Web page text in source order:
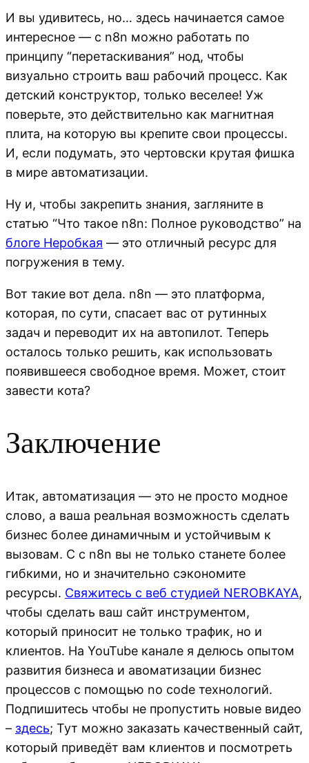
И вы удивитесь, но… здесь начинается самое
интересное — с n8n можно работать по
принципу “перетаскивания” нод, чтобы
визуально строить ваш рабочий процесс. Как
детский конструктор, только веселее! Уж
поверьте, это действительно как магнитная
плита, на которую вы крепите свои процессы.
И, если подумать, это чертовски крутая фишка
в мире автоматизации.
Ну и, чтобы закрепить знания, загляните в
статью “Что такое n8n: Полное руководство” на
блоге Неробкая — это отличный ресурс для
погружения в тему.
Вот такие вот дела. n8n — это платформа,
которая, по сути, спасает вас от рутинных
задач и переводит их на автопилот. Теперь
осталось только решить, как использовать
появившееся свободное время. Может, стоит
завести кота?
Заключение
Итак, автоматизация — это не просто модное
слово, а ваша реальная возможность сделать
бизнес более динамичным и устойчивым к
вызовам. С с n8n вы не только станете более
гибкими, но и значительно сэкономите
ресурсы. Свяжитесь с веб студией NEROBKAYA,
чтобы сделать ваш сайт инструментом,
который приносит не только трафик, но и
клиентов. На YouTube канале я делюсь опытом
развития бизнеса и авоматизации бизнес
процессов с помощью no code технологий.
Подпишитесь чтобы не пропустить новые видео
– здесь; Тут можно заказать качественный сайт,
который приведёт вам клиентов и посмотреть